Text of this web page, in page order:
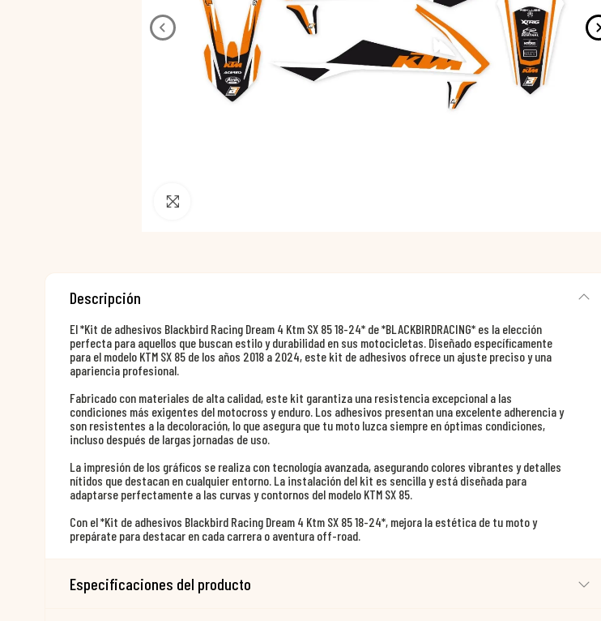
Descripción
El *Kit de adhesivos Blackbird Racing Dream 4 Ktm SX 85 18-24* de *BLACKBIRDRACING* es la elección
perfecta para aquellos que buscan estilo y durabilidad en sus motocicletas. Diseñado específicamente
para el modelo KTM SX 85 de los años 2018 a 2024, este kit de adhesivos ofrece un ajuste preciso y una
apariencia profesional.
Fabricado con materiales de alta calidad, este kit garantiza una resistencia excepcional a las
condiciones más exigentes del motocross y enduro. Los adhesivos presentan una excelente adherencia y
son resistentes a la decoloración, lo que asegura que tu moto luzca siempre en óptimas condiciones,
incluso después de largas jornadas de uso.
La impresión de los gráficos se realiza con tecnología avanzada, asegurando colores vibrantes y detalles
nítidos que destacan en cualquier entorno. La instalación del kit es sencilla y está diseñada para
adaptarse perfectamente a las curvas y contornos del modelo KTM SX 85.
Con el *Kit de adhesivos Blackbird Racing Dream 4 Ktm SX 85 18-24*, mejora la estética de tu moto y
prepárate para destacar en cada carrera o aventura off-road.
Especificaciones del producto